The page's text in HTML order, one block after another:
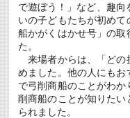
で遊ぼう！」など、趣
いの子どもたちが初め
船かがくはかせ号」の取
た。
来場者からは、「どの
めました。他の人にも
で弓削商船のことがわ
削商船のことが知りた
られました。